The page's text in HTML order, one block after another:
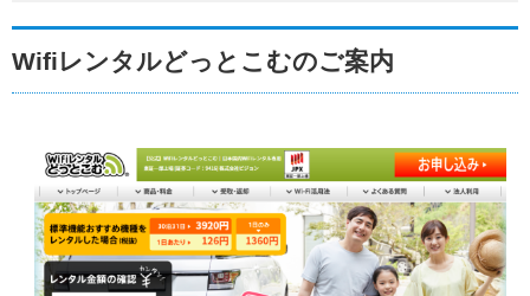
Wifiレンタルどっとこむのご案内